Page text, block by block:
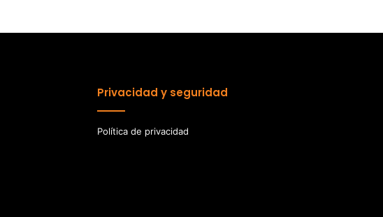
Privacidad y seguridad
Política de privacidad